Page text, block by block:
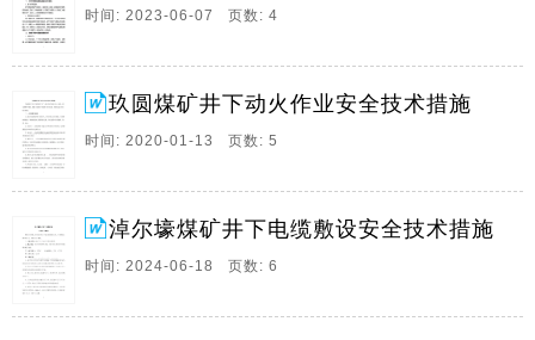
3、鄂尔多斯市鸿森矿业有限责任公司贾家渠煤矿井下电
矿长总工程师会审签字栏生产副矿长安全副矿长机电副
矿长副总工程师。
4、织金县珠藏镇中坝煤矿井下动火安全措施申请动火单
副斜井焊接掘进机炮头主轴螺母安全措施安全技术措
施,1,动火前必须认真清理工作地点附近10米范围的易燃
易爆物品,并有专人负责洒水,施工前,施工人员。
5、普安县楼下镇安福煤矿井下动火安全措施申请动火单
时间: 2023-06-07 页数: 4
玖圆煤矿井下动火作业安全技术措施
时间: 2020-01-13 页数: 5
淖尔壕煤矿井下电缆敷设安全技术措施
时间: 2024-06-18 页数: 6